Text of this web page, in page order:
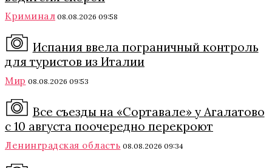
Криминал 08.08.2026 09:58
Испания ввела пограничный контроль
для туристов из Италии
Мир 08.08.2026 09:53
Все съезды на «Сортавале» у Агалатово
с 10 августа поочередно перекроют
Ленинградская область 08.08.2026 09:34